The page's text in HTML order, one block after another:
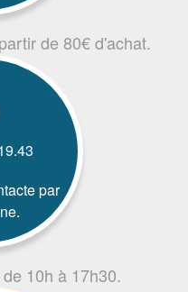
de 80€ d'achat.
par
10h à 17h30.